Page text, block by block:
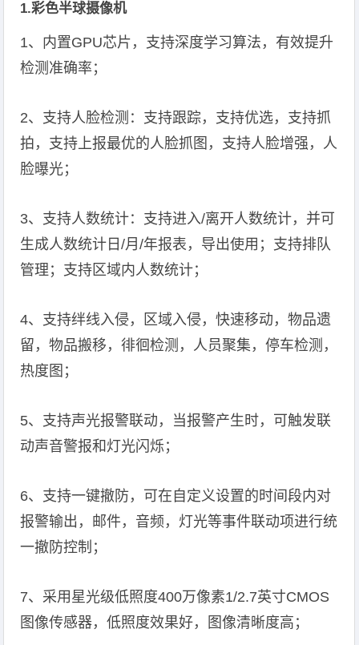
1.彩色半球摄像机
1、内置GPU芯片，支持深度学习算法，有效提升
检测准确率；
2、支持人脸检测：支持跟踪，支持优选，支持抓
拍，支持上报最优的人脸抓图，支持人脸增强，人
脸曝光；
3、支持人数统计：支持进入/离开人数统计，并可
生成人数统计日/月/年报表，导出使用；支持排队
管理；支持区域内人数统计；
4、支持绊线入侵，区域入侵，快速移动，物品遗
留，物品搬移，徘徊检测，人员聚集，停车检测，
热度图；
5、支持声光报警联动，当报警产生时，可触发联
动声音警报和灯光闪烁；
6、支持一键撤防，可在自定义设置的时间段内对
报警输出，邮件，音频，灯光等事件联动项进行统
一撤防控制；
7、采用星光级低照度400万像素1/2.7英寸CMOS
图像传感器，低照度效果好，图像清晰度高；